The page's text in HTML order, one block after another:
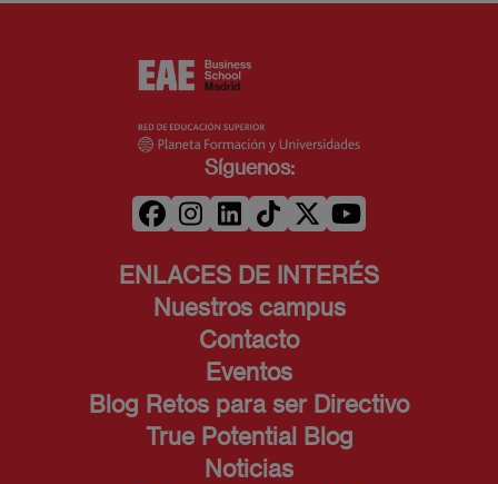
Síguenos:
ENLACES DE INTERÉS
Nuestros campus
Contacto
Eventos
Blog Retos para ser Directivo
True Potential Blog
Noticias